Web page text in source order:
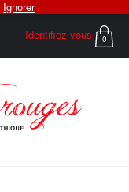
Identifiez-vous 0
Ignorer